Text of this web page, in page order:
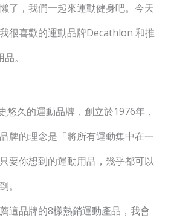
了，我們一起來運動健身吧。今天
很喜歡的運動品牌Decathlon 和推
。
久的運動品牌，創立於1976年，
牌的理念是「將所有運動集中在一
要你想到的運動用品，幾乎都可以
。
這品牌的8樣熱銷運動產品，我會